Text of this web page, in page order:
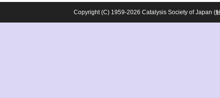
Copyright (C) 1959-2026 Catalysis Society of Japan (